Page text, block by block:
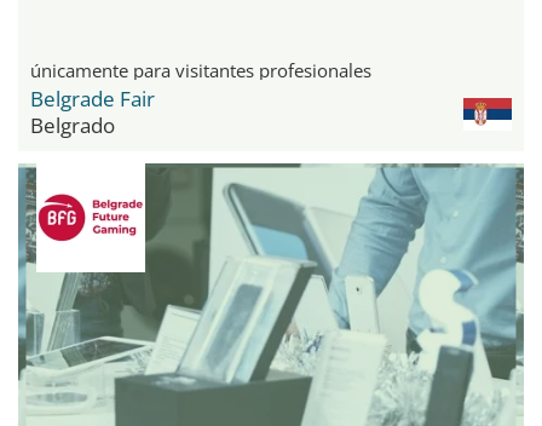
únicamente para visitantes profesionales
Belgrade Fair
Belgrado